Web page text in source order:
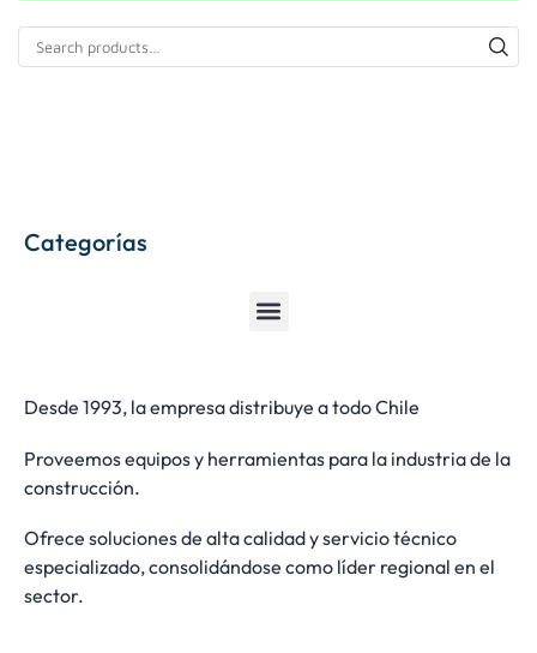
Categorías
Desde 1993, la empresa distribuye a todo Chile
Proveemos equipos y herramientas para la industria de la
construcción.
Ofrece soluciones de alta calidad y servicio técnico
especializado, consolidándose como líder regional en el
sector.